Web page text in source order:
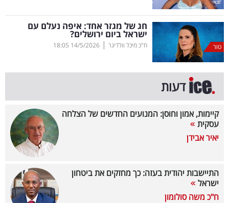
שיווק
ופרסום
משפט
מדדים
ומחקרים
דעות
רכילות
קריפטו
טור
חג של מגזר אחד: איפה נעלם עם
ישראל ביום ירושלים?
ח"כ מיכל וולדיגר |
14/5/2026
18:05
דעות
קיימות, אמון וחוסן: המנועים החדשים של הצלחה
עסקית
יאיר אבידן
התיישבות יהודית בעזה: כך מחזקים את ביטחון
ישראל
ח"כ משה סולומון